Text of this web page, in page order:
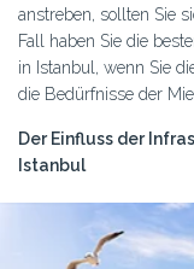
anstreben, sollten Sie
Fall haben Sie die
in Istanbul, wenn Sie
die Bedürfnisse der
Der Einfluss der
Istanbul